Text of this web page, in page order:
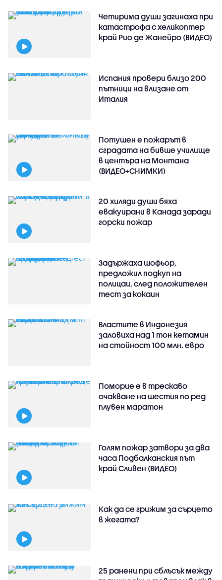
Четирима души загинаха при
катастрофа с хеликоптер
край Рио де Жанейро (ВИДЕО)
Испания провери близо 200
пътници на влизане от
Италия
Потушен е пожарът в
сградата на бивше училище
в центъра на Монтана
(ВИДЕО+СНИМКИ)
20 хиляди души бяха
евакуирани в Канада заради
горски пожар
Задържаха шофьор,
предложил подкуп на
полицаи, след положителен
тест за кокаин
Властите в Индонезия
заловиха над 1 тон кетамин
на стойност 100 млн. евро
Поморие е в трескаво
очакване на шестия по ред
плувен маратон
Голям пожар затвори за два
часа Подбалканския път
край Сливен (ВИДЕО)
Как да се грижим за сърцето
в жегата?
25 ранени при сблъсък между